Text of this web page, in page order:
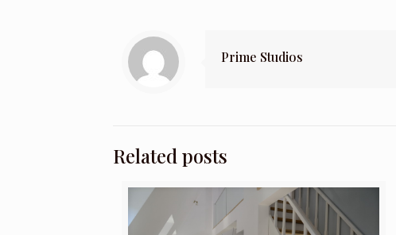
Prime Studios
Related posts